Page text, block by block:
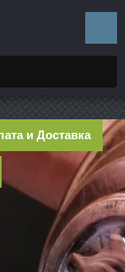
и Доставка